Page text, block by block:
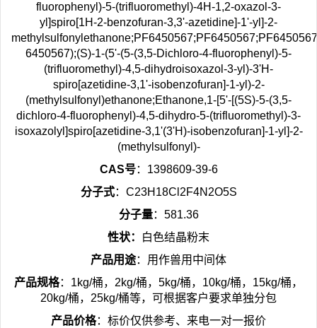
fluorophenyl)-5-(trifluoromethyl)-4H-1,2-oxazol-3-
yl]spiro[1H-2-benzofuran-3,3'-azetidine]-1'-yl]-2-
6450567);(S)-1-(5'-(5-(3,5-Dichloro-4-fluorophenyl)-5-
(trifluoromethyl)-4,5-dihydroisoxazol-3-yl)-3'H-
spiro[azetidine-3,1'-isobenzofuran]-1-yl)-2-
(methylsulfonyl)ethanone;Ethanone,1-[5'-[(5S)-5-(3,5-
dichloro-4-fluorophenyl)-4,5-dihydro-5-(trifluoromethyl)-3-
isoxazolyl]spiro[azetidine-3,1'(3'H)-isobenzofuran]-1-yl]-2-
(methylsulfonyl)-
CAS号：1398609-39-6
分子式：C23H18Cl2F4N2O5S
分子量：581.36
性状：
白色结晶粉末
产品用途：用作兽用中间体
产品规格：1kg/桶，2kg/桶，5kg/桶，10kg/桶，15kg/桶，
20kg/桶，25kg/桶等，可根据客户要求单独分包
产品价格：标价仅供参考、来电一对一报价